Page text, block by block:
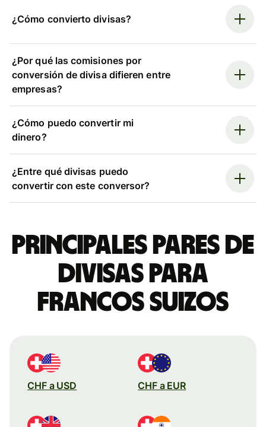
¿Cómo convierto divisas?
¿Por qué las comisiones por
conversión de divisa difieren entre
empresas?
¿Cómo puedo convertir mi
dinero?
¿Entre qué divisas puedo
convertir con este conversor?
Principales pares de
divisas para
francos suizos
CHF a USD CHF a EUR